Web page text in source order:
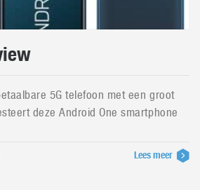
5G telefoon met een groot
deze Android One smartphone
Lees meer